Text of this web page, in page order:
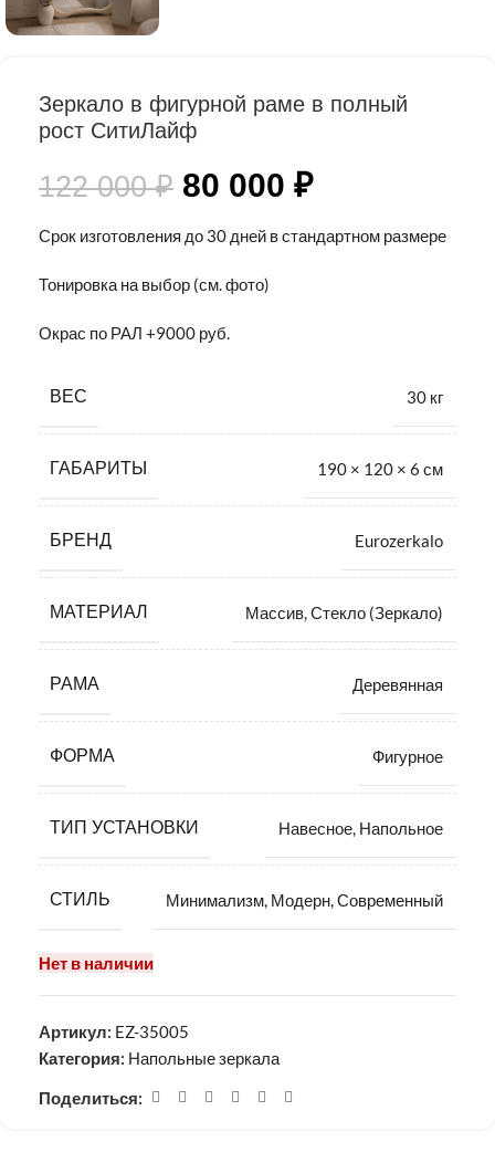
Зеркало в фигурной раме в полный
рост СитиЛайф
122 000₽ 80 000 ₽
Срок изготовления до 30 дней в стандартном размере
Тонировка на выбор (см. фото)
Окрас по РАЛ +9000 руб.
ВЕС 30 кг
ГАБАРИТЫ 190 × 120 × 6 см
БРЕНД Eurozerkalo
МАТЕРИАЛ Массив,Стекло (Зеркало)
РАМА Деревянная
ФОРМА Фигурное
ТИП УСТАНОВКИ Навесное, Напольное
СТИЛЬ Минимализм, Модерн,Современный
Нет в наличии
Артикул: EZ-35005
Категория: Напольные зеркала
Поделиться: